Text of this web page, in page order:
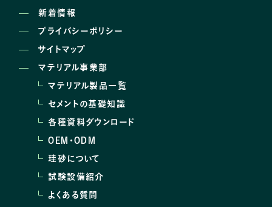
新着情報
プライバシーポリシー
サイトマップ
マテリアル事業部
マテリアル製品一覧
セメントの基礎知識
各種資料ダウンロード
OEM･ODM
珪砂について
試験設備紹介
よくある質問